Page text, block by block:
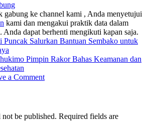
gabung ke channel kami , Anda menyetujui
kami dan mengakui praktik data dalam
Anda dapat berhenti mengikuti kapan saja.
Puncak Salurkan Bantuan Sembako untuk
Pimpin Rakor Bahas Keamanan dan
a Comment
be published. Required fields are